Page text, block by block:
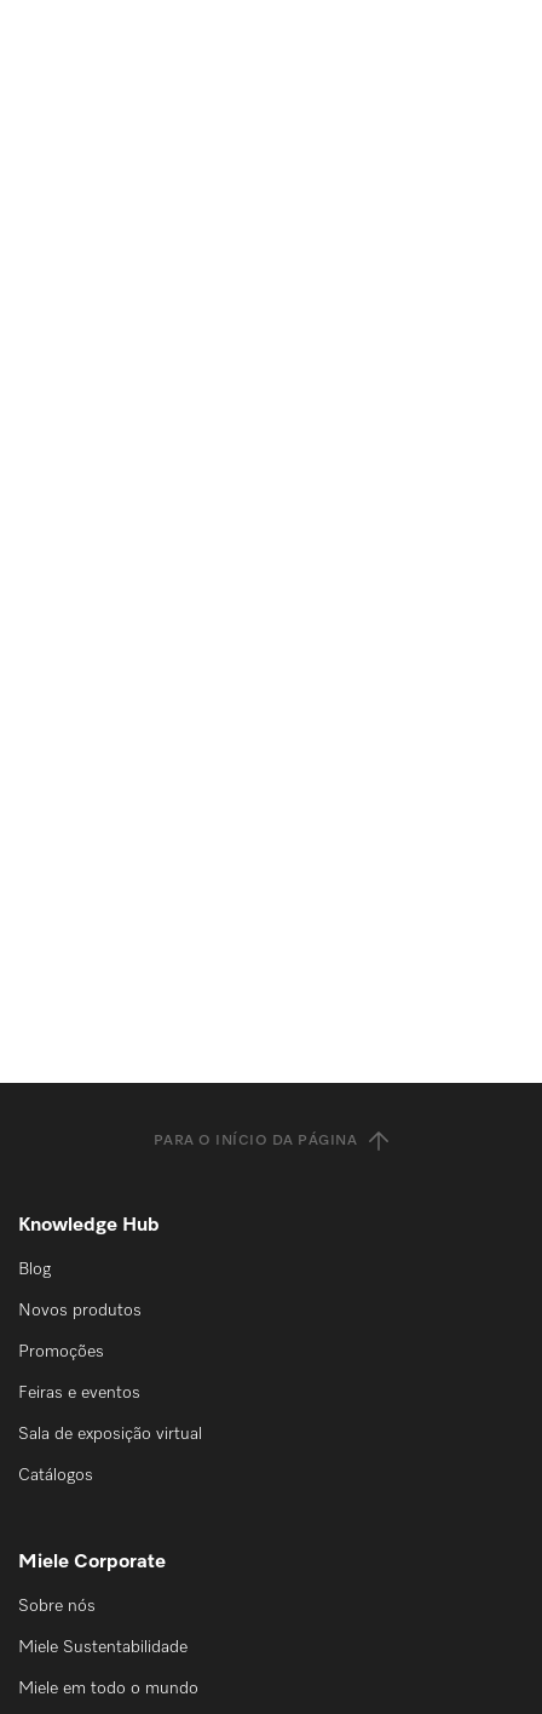
PARA O INÍCIO DA PÁGINA
Knowledge Hub
Blog
Novos produtos
Promoções
Feiras e eventos
Sala de exposição virtual
Catálogos
Miele Corporate
Sobre nós
Miele Sustentabilidade
Miele em todo o mundo